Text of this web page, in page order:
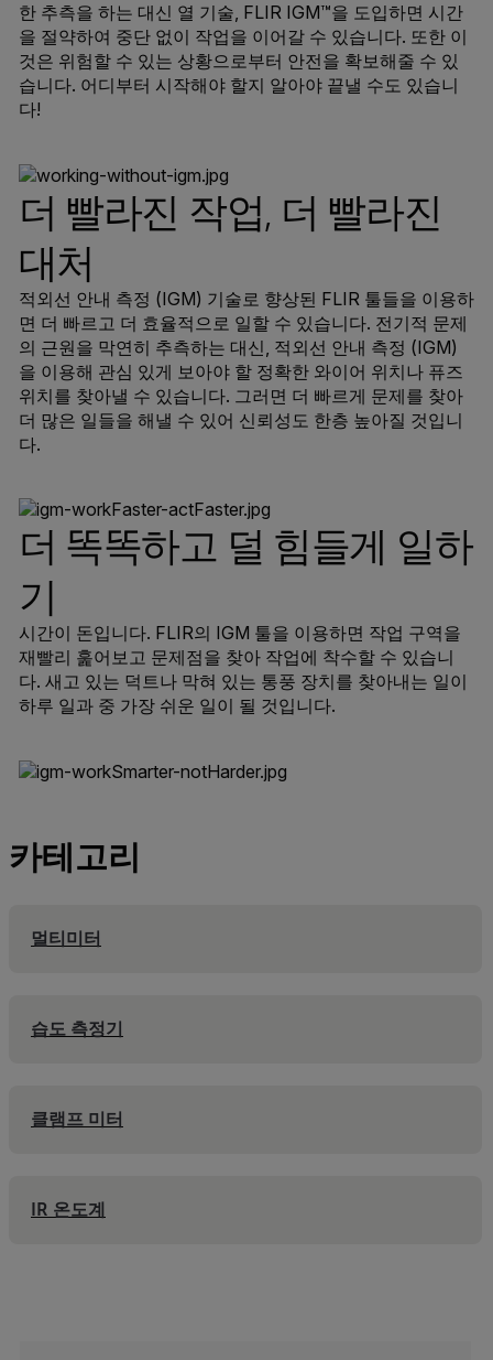
한 추측을 하는 대신 열 기술, FLIR IGM™을 도입하면 시간
을 절약하여 중단 없이 작업을 이어갈 수 있습니다. 또한 이
것은 위험할 수 있는 상황으로부터 안전을 확보해줄 수 있
습니다. 어디부터 시작해야 할지 알아야 끝낼 수도 있습니
다!
더 빨라진 작업, 더 빨라진
대처
적외선 안내 측정 (IGM) 기술로 향상된 FLIR 툴들을 이용하
면 더 빠르고 더 효율적으로 일할 수 있습니다. 전기적 문제
의 근원을 막연히 추측하는 대신, 적외선 안내 측정 (IGM)
을 이용해 관심 있게 보아야 할 정확한 와이어 위치나 퓨즈
위치를 찾아낼 수 있습니다. 그러면 더 빠르게 문제를 찾아
더 많은 일들을 해낼 수 있어 신뢰성도 한층 높아질 것입니
다.
더 똑똑하고 덜 힘들게 일하
기
시간이 돈입니다. FLIR의 IGM 툴을 이용하면 작업 구역을
재빨리 훑어보고 문제점을 찾아 작업에 착수할 수 있습니
다. 새고 있는 덕트나 막혀 있는 통풍 장치를 찾아내는 일이
하루 일과 중 가장 쉬운 일이 될 것입니다.
카테고리
멀티미터
습도 측정기
클램프 미터
IR 온도계